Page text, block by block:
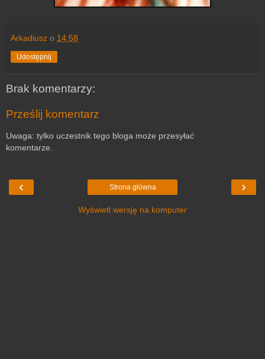
Arkadiusz o 14:58
Udostępnij
Brak komentarzy:
Prześlij komentarz
Uwaga: tylko uczestnik tego bloga może przesyłać
komentarze.
‹ ›
Strona główna
Wyświetl wersję na komputer